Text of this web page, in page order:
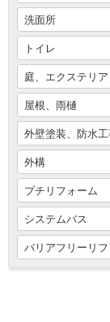
洗面所
トイレ
庭、エクステリア
屋根、雨樋
外壁塗装、防水
外構
プチリフォーム
システムバス
バリアフリーリ